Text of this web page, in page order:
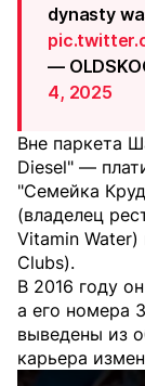
dynasty
—
4, 2025
Вне паркета
Diesel" —
"Семейка
(владелец
Vitamin
Clubs).
В 2016 году
а его номера
выведены из
карьера